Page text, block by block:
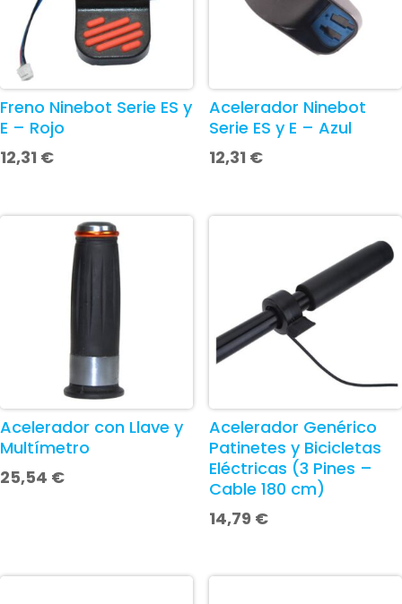
Freno Ninebot Serie ES y
E – Rojo
12,31 €
Acelerador Ninebot
Serie ES y E – Azul
12,31 €
Acelerador con Llave y
Multímetro
25,54 €
Acelerador Genérico
Patinetes y Bicicletas
Eléctricas (3 Pines –
Cable 180 cm)
14,79 €